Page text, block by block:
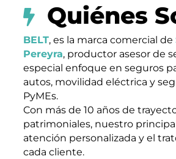
Quiénes
BELT, es la marca comercial de
Pereyra, productor asesor de
especial enfoque en seguros
autos, movilidad eléctrica y
PyMEs.
Con más de 10 años de
patrimoniales, nuestro
atención personalizada y el
cada cliente.